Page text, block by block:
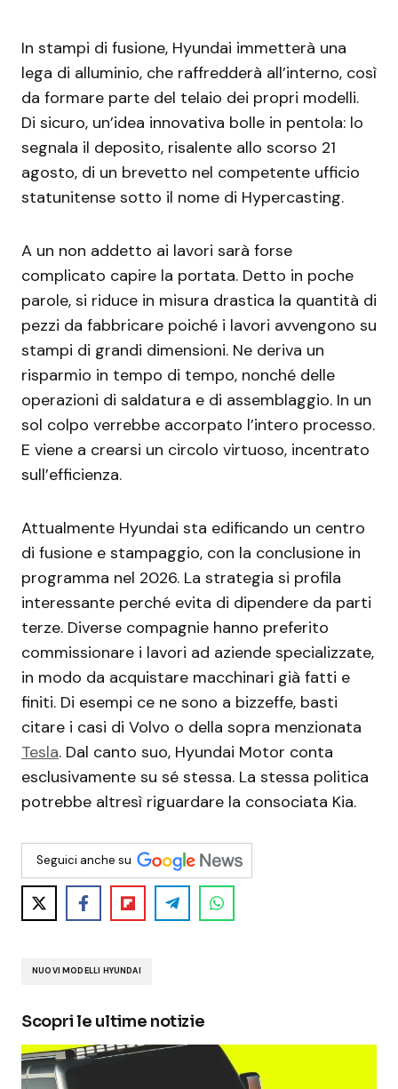
In stampi di fusione, Hyundai immetterà una
lega di alluminio, che raffredderà all’interno, così
da formare parte del telaio dei propri modelli.
Di sicuro, un’idea innovativa bolle in pentola: lo
segnala il deposito, risalente allo scorso 21
agosto, di un brevetto nel competente ufficio
statunitense sotto il nome di Hypercasting.
A un non addetto ai lavori sarà forse
complicato capire la portata. Detto in poche
parole, si riduce in misura drastica la quantità di
pezzi da fabbricare poiché i lavori avvengono su
stampi di grandi dimensioni. Ne deriva un
risparmio in tempo di tempo, nonché delle
operazioni di saldatura e di assemblaggio. In un
sol colpo verrebbe accorpato l’intero processo.
E viene a crearsi un circolo virtuoso, incentrato
sull’efficienza.
Attualmente Hyundai sta edificando un centro
di fusione e stampaggio, con la conclusione in
programma nel 2026. La strategia si profila
interessante perché evita di dipendere da parti
terze. Diverse compagnie hanno preferito
commissionare i lavori ad aziende specializzate,
in modo da acquistare macchinari già fatti e
finiti. Di esempi ce ne sono a bizzeffe, basti
citare i casi di Volvo o della sopra menzionata
Tesla. Dal canto suo, Hyundai Motor conta
esclusivamente su sé stessa. La stessa politica
potrebbe altresì riguardare la consociata Kia.
Seguici anche su
NUOVI MODELLI HYUNDAI
Scopri le ultime notizie